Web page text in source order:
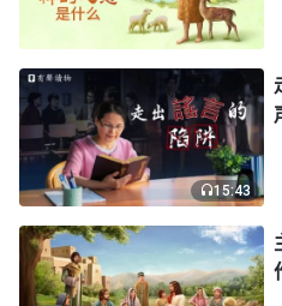
明白，原来主耶稣以普通
显明、定罪那些不喜爱真
主耶稣出身高贵，有帝王
派，都合人的观念想象，
明，宗教界和罗马政府就
稣钉十字架救赎全人类的
神以平凡的形像来作工实
15:43